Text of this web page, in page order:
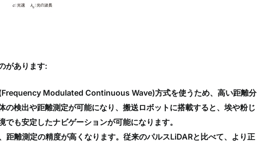
があります:
Modulated Continuous Wave)方式を使うため、高い距離分
の検出や距離測定が可能になり、搬送ロボットに搭載すると、埃や粉じ
も安定したナビゲーションが可能になります。
離測定の精度が高くなります。従来のパルスLiDARと比べて、より正